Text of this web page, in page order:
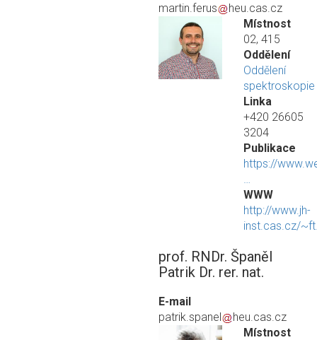
martin.ferus
heu.cas.cz
Místnost
02, 415
Oddělení
Oddělení
spektroskopie
Linka
+420 26605
3204
Publikace
https://
WWW
http://www.jh-
inst.cas.cz/
prof. RNDr. Španěl
Patrik Dr. rer. nat.
E-mail
patrik.spanel
heu.cas.cz
Místnost